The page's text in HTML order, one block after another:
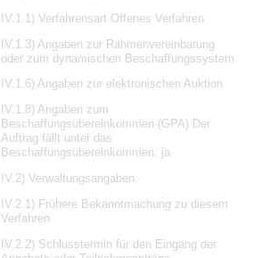
IV.1.1) Verfahrensart Offenes Verfahren
IV.1.3) Angaben zur Rahmenvereinbarung
oder zum dynamischen Beschaffungssystem
IV.1.6) Angaben zur elektronischen Auktion
IV.1.8) Angaben zum
Beschaffungsübereinkommen (GPA) Der
Auftrag fällt unter das
Beschaffungsübereinkommen: ja
IV.2) Verwaltungsangaben
IV.2.1) Frühere Bekanntmachung zu diesem
Verfahren
IV.2.2) Schlusstermin für den Eingang der